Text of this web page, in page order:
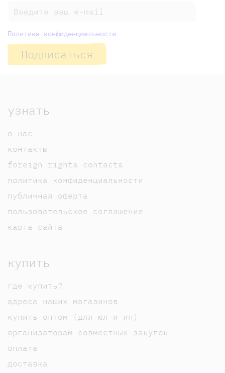
Политика конфиденциальности
Подписаться
узнать
о нас
контакты
foreign rights contacts
политика конфиденциальности
публичная оферта
пользовательское соглашение
карта сайта
купить
где купить?
адреса наших магазинов
купить оптом (для юл и ип)
организаторам совместных закупок
оплата
доставка